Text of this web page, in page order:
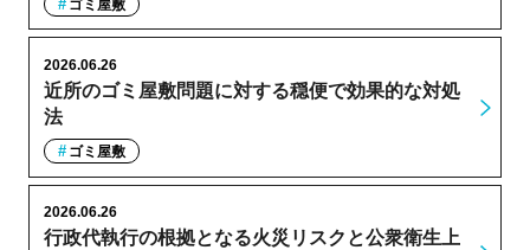
ゴミ屋敷
近所のゴミ屋敷問題に対する穏便で効果的な対処
法
2026.06.26
ゴミ屋敷
行政代執行の根拠となる火災リスクと公衆衛生上
2026.06.26